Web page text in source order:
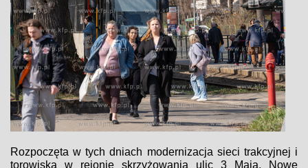
Rozpoczęta w tych dniach modernizacja sieci trakcyjnej i
torowiska w rejonie skrzyżowania ulic 3 Maja, Nowe